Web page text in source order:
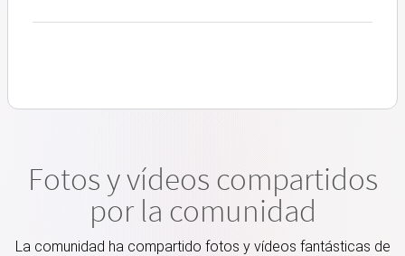
Fotos y vídeos compartidos
por la comunidad
La comunidad ha compartido fotos y vídeos fantásticas de